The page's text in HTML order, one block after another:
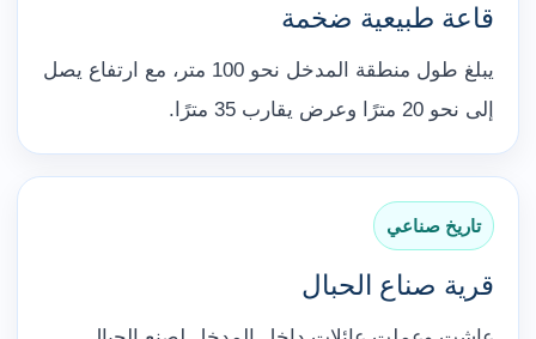
قاعة طبيعية ضخمة
يبلغ طول منطقة المدخل نحو 100 متر، مع ارتفاع يصل
إلى نحو 20 مترًا وعرض يقارب 35 مترًا.
تاريخ صناعي
قرية صناع الحبال